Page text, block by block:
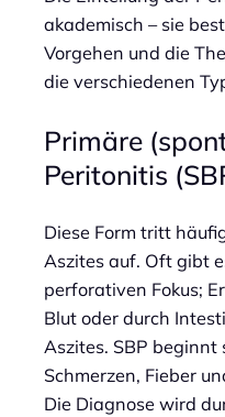
akademisch – sie
Vorgehen und die
die verschiedenen
Primäre
Peritonitis
Diese Form tritt
Aszites auf. Oft gibt
perforativen Fokus;
Blut oder durch
Aszites. SBP beginnt
Schmerzen, Fieber
Die Diagnose wird